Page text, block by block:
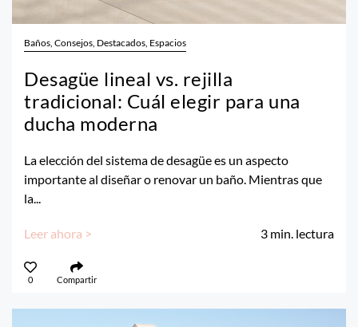
Baños, Consejos, Destacados, Espacios
Desagüe lineal vs. rejilla
tradicional: Cuál elegir para una
ducha moderna
La elección del sistema de desagüe es un aspecto
importante al diseñar o renovar un baño. Mientras que
la...
Leer ahora > 3 min. lectura
0 Compartir